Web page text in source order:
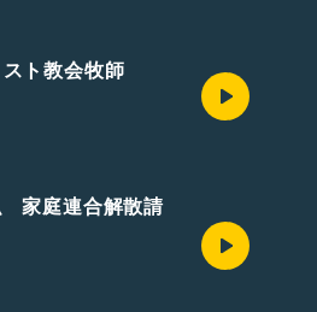
ト教会牧師
庭連合解散請